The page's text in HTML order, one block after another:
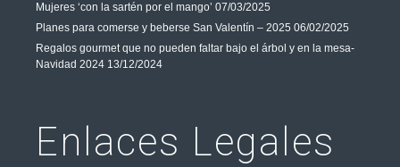
Mujeres ‘con la sartén por el mango’ 07/03/2025
Planes para comerse y beberse San Valentín – 2025 06/02/2025
Regalos gourmet que no pueden faltar bajo el árbol y en la mesa-
Navidad 2024 13/12/2024
Enlaces Legales